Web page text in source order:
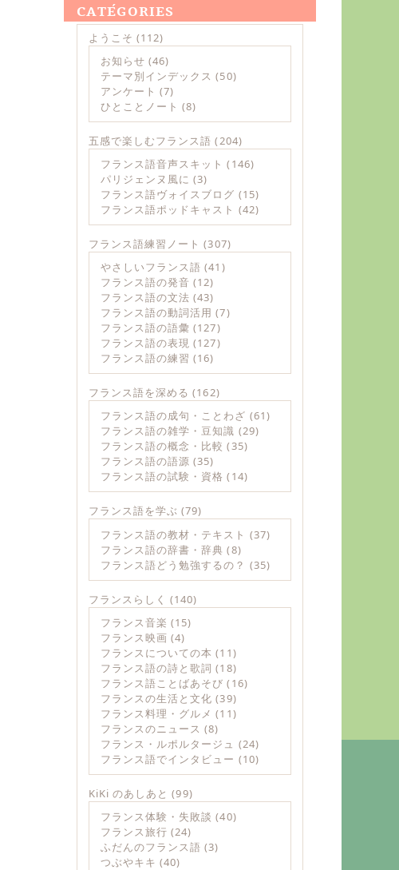
CATÉGORIES
ようこそ (112)
お知らせ (46)
テーマ別インデックス (50)
アンケート (7)
ひとことノート (8)
五感で楽しむフランス語 (204)
フランス語音声スキット (146)
パリジェンヌ風に (3)
フランス語ヴォイスブログ (15)
フランス語ポッドキャスト (42)
フランス語練習ノート (307)
やさしいフランス語 (41)
フランス語の発音 (12)
フランス語の文法 (43)
フランス語の動詞活用 (7)
フランス語の語彙 (127)
フランス語の表現 (127)
フランス語の練習 (16)
フランス語を深める (162)
フランス語の成句・ことわざ (61)
フランス語の雑学・豆知識 (29)
フランス語の概念・比較 (35)
フランス語の語源 (35)
フランス語の試験・資格 (14)
フランス語を学ぶ (79)
フランス語の教材・テキスト (37)
フランス語の辞書・辞典 (8)
フランス語どう勉強するの？ (35)
フランスらしく (140)
フランス音楽 (15)
フランス映画 (4)
フランスについての本 (11)
フランス語の詩と歌詞 (18)
フランス語ことばあそび (16)
フランスの生活と文化 (39)
フランス料理・グルメ (11)
フランスのニュース (8)
フランス・ルポルタージュ (24)
フランス語でインタビュー (10)
KiKi のあしあと (99)
フランス体験・失敗談 (40)
フランス旅行 (24)
ふだんのフランス語 (3)
つぶやキキ (40)